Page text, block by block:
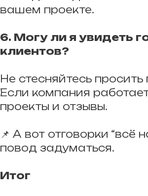
вашем проекте.
6. Могу ли я увидеть
клиентов?
Не стесняйтесь
Если компания
проекты и отзывы.
📌 А вот отговорки “всё
повод задуматься.
Итог